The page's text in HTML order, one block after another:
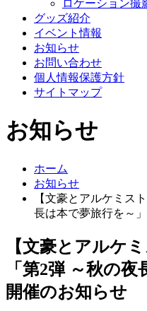
ロケーション撮
グッズ紹介
イベント情報
お知らせ
お問い合わせ
個人情報保護方針
サイトマップ
お知らせ
ホーム
お知らせ
【文豪とアルケミス
長は本で夢旅行を～
【文豪とアルケ
「第2弾 ～秋の夜
開催のお知らせ